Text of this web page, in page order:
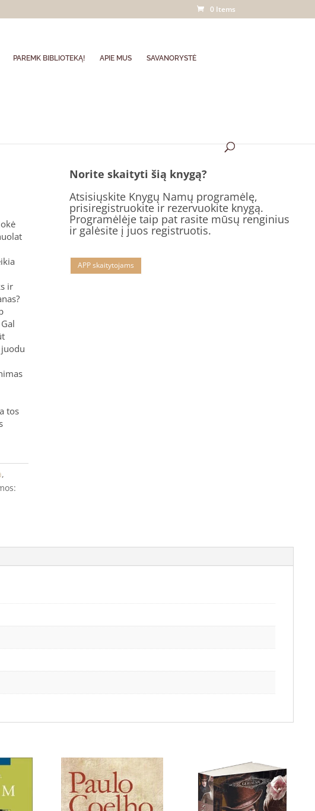
0 Items
PAREMK BIBLIOTEKĄ! APIE MUS SAVANORYSTĖ
ir
tos
,
Norite skaityti šią knygą?
Atsisiųskite Knygų Namų programėlę,
prisiregistruokite ir rezervuokite knygą.
Programėlėje taip pat rasite mūsų renginius
ir galėsite į juos registruotis.
APP skaitytojams